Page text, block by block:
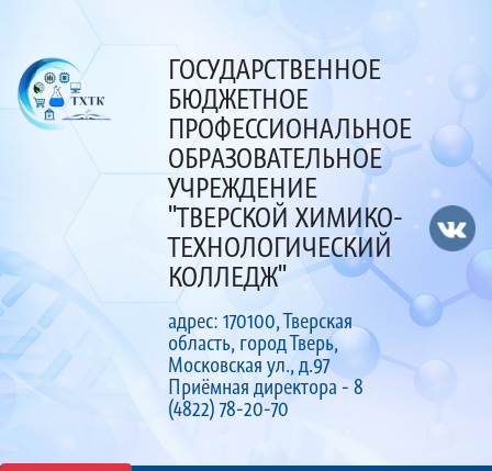
ГОСУДАРСТВЕННОЕ
БЮДЖЕТНОЕ
ПРОФЕССИОНАЛЬНОЕ
ОБРАЗОВАТЕЛЬНОЕ
УЧРЕЖДЕНИЕ
"ТВЕРСКОЙ ХИМИКО-
ТЕХНОЛОГИЧЕСКИЙ
КОЛЛЕДЖ"
адрес: 170100, Тверская
область, город Тверь,
Московская ул., д.97
Приёмная директора - 8
(4822) 78-20-70